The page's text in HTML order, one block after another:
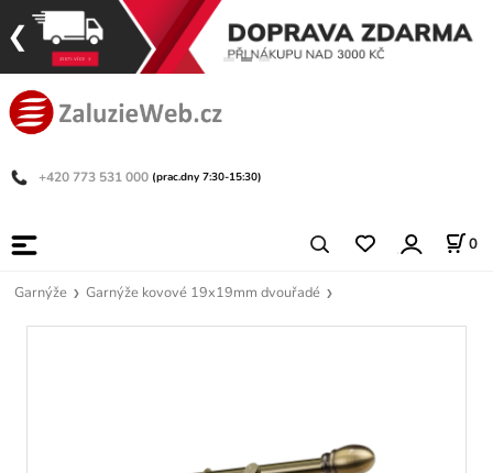
+420 773 531 000 (prac.dny 7:30-15:30)
0
Garnýže Garnýže kovové 19x19mm dvouřadé